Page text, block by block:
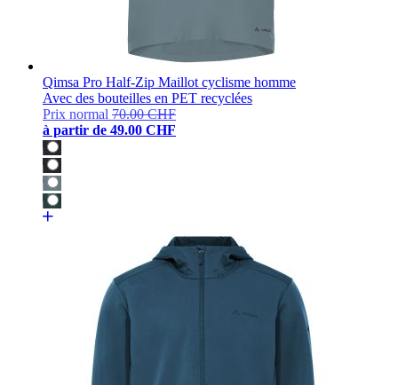
Qimsa Pro Half-Zip Maillot cyclisme homme
Avec des bouteilles en PET recyclées
Prix normal 70.00 CHF
à partir de 49.00 CHF